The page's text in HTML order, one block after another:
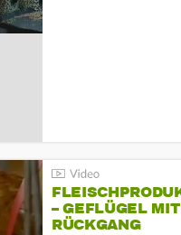
– GEFLÜGEL MIT
ÜCKGANG